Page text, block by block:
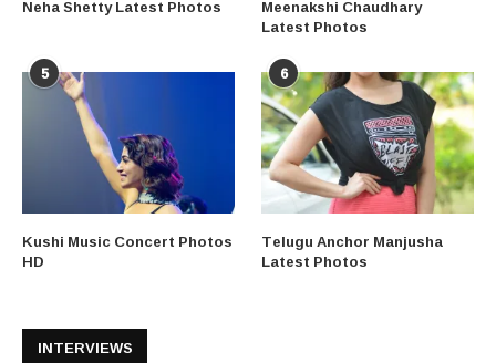
Neha Shetty Latest Photos Meenakshi Chaudhary
Latest Photos
5
Kushi Music Concert Photos
HD
6
Telugu Anchor Manjusha
Latest Photos
INTERVIEWS